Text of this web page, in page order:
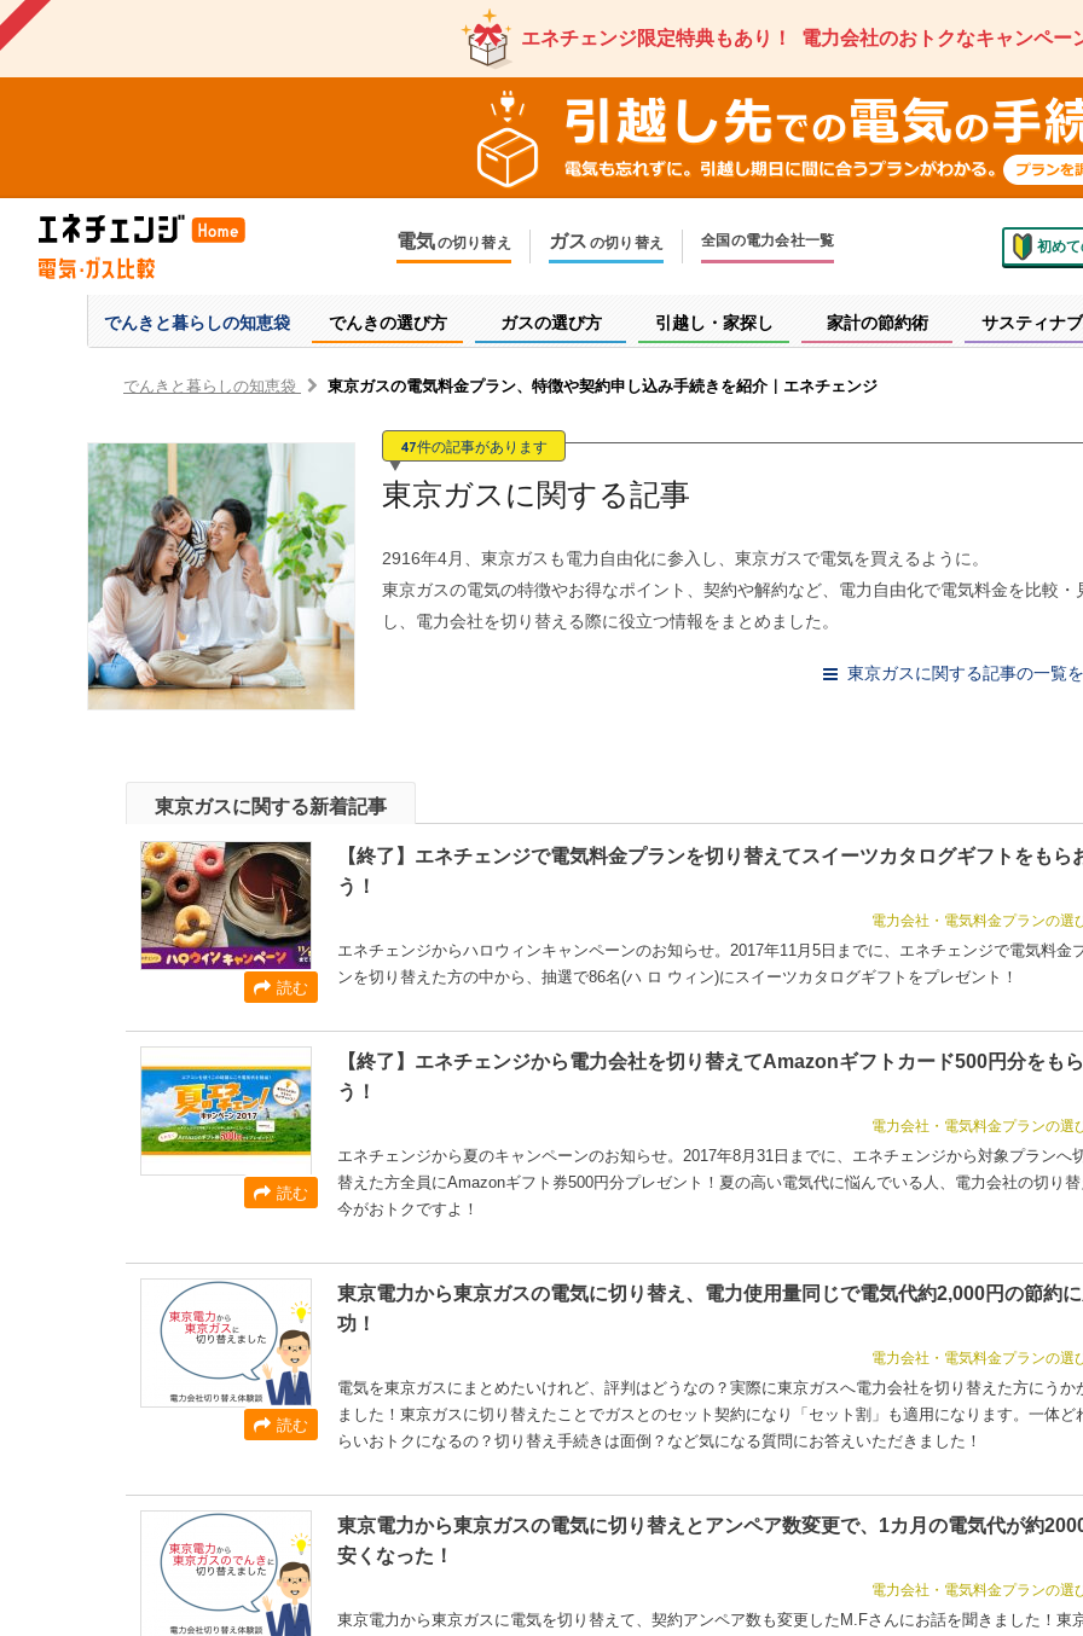
エネチェンジ限定特典もあり！ 電力会社のおトクなキャンペー
電気の切り替え
引越しで新しく申し込み
ガス の切り替え
引越しで新しく申し込み
全国の電力会社一覧 初め
でんきと暮らしの知恵袋 でんきの選び方 ガスの選び方 引越し・家探し 家計の節約術 サスティナ
でんきと暮らしの知恵袋 東京ガスの電気料金プラン、特徴や契約申し込み手続きを紹介｜エネチェンジ
東京ガスに関する記事
47件の記事があります
2916年4月、東京ガスも電力自由化に参入し、東京ガスで電気を買えるように。
東京ガスの電気の特徴やお得なポイント、契約や解約など、電力自由化で電気料金を比較・
し、電力会社を切り替える際に役立つ情報をまとめました。
東京ガスに関する記事の一覧
東京ガスに関する新着記事
読む
【終了】エネチェンジで電気料金プランを切り替えてスイーツカタログギフトをもら
う！
電力会社・電気料金プランの選
エネチェンジからハロウィンキャンペーンのお知らせ。2017年11月5日までに、エネチェンジで電気料金
ンを切り替えた方の中から、抽選で86名(ハ ロ ウィン)にスイーツカタログギフトをプレゼント！
読む
【終了】エネチェンジから電力会社を切り替えてAmazonギフトカード500円分をも
う！
電力会社・電気料金プランの選
エネチェンジから夏のキャンペーンのお知らせ。2017年8月31日までに、エネチェンジから対象プランへ
替えた方全員にAmazonギフト券500円分プレゼント！夏の高い電気代に悩んでいる人、電力会社の切り替
今がおトクですよ！
読む
東京電力から東京ガスの電気に切り替え、電力使用量同じで電気代約2,000円の節約
功！
電力会社・電気料金プランの選
電気を東京ガスにまとめたいけれど、評判はどうなの？実際に東京ガスへ電力会社を切り替えた方にうか
ました！東京ガスに切り替えたことでガスとのセット契約になり「セット割」も適用になります。一体ど
らいおトクになるの？切り替え手続きは面倒？など気になる質問にお答えいただきました！
東京電力から東京ガスの電気に切り替えとアンペア数変更で、1カ月の電気代が約
安くなった！
電力会社・電気料金プランの選
東京電力から東京ガスに電気を切り替えて、契約アンペア数も変更したM.Fさんにお話を聞きました！東